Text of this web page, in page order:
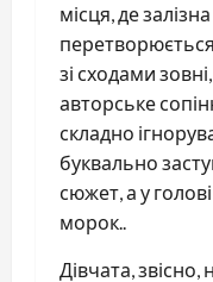
місця, де
зі сходами
авторське
складно
буквально
сюжет, а у
морок..
Дівчата, звісно,